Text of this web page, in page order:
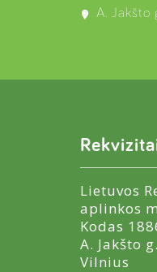
A. Jakšto
Lietuvos
aplinkos
Kodas
A. Jakšto
Vilnius